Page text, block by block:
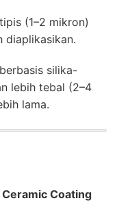
(1–2 mikron)
diaplikasikan.
silika-
lebih tebal (2–4
lama.
Ceramic Coating